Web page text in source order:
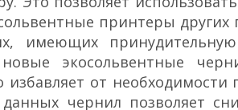
принтеры других
имеющих
экосольвентные
от
чернил позволяет